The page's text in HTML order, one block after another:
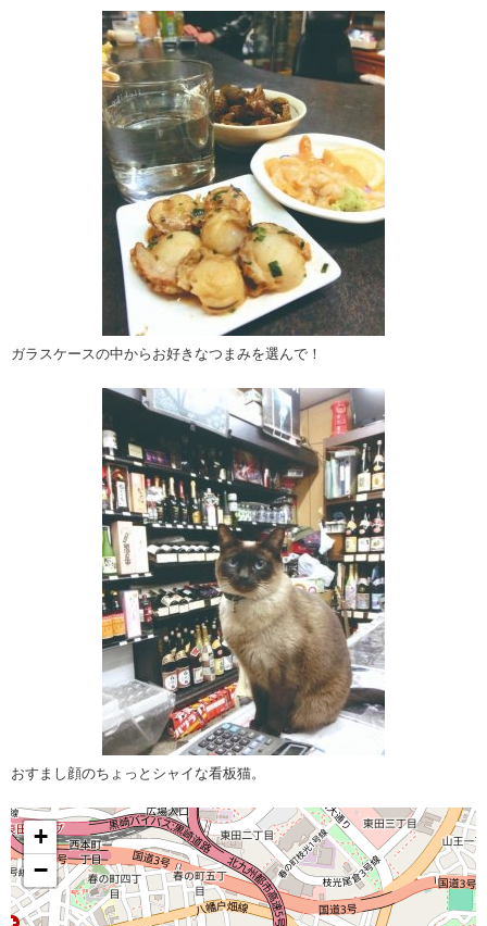
ガラスケースの中からお好きなつまみを選んで！
おすまし顔のちょっとシャイな看板猫。
+
−